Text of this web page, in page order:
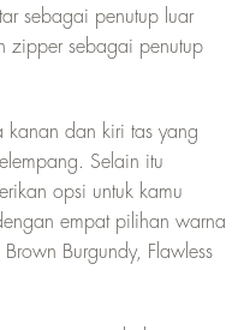
sebagai penutup luar
zipper sebagai penutup
kanan dan kiri tas yang
Selain itu
opsi untuk kamu
empat pilihan warna
Burgundy, Flawless